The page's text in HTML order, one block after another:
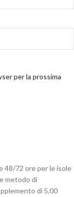
per la prossima
48/72 ore per le isole
metodo di
di 5,00